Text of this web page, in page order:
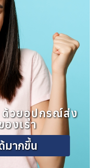
ด้วยอุปกรณ์ส่ง
องเรา
มากขึ้น